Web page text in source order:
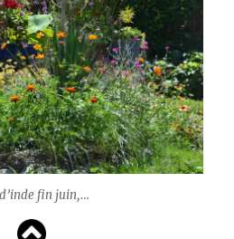
fin juin,…